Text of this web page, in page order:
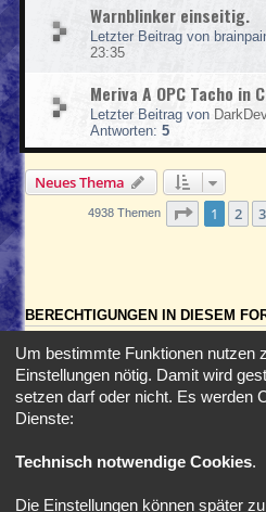
Warnblinker einseitig.
Letzter Beitrag von
23:35
Meriva A OPC Tacho in
Letzter Beitrag von
Antworten: 5
Neues Thema
4938 Themen Seite 1von
1 2 3
BERECHTIGUNGEN IN DIESEM
Du darfstkeine Antworten zu
Du darfst deine Beiträge in diesem
Du darfst deine Beiträge in diesem
Du darfst
Um bestimmte Funktionen nutzen
Einstellungen nötig. Damit wird
setzen darf oder nicht. Es werden
Dienste:
Technisch notwendige Cookies.
Die Einstellungen können später